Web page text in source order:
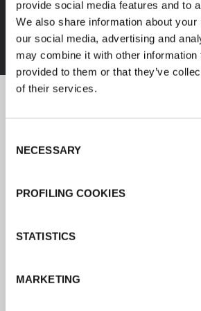
provide social media features and to
We also share information about
our social media, advertising and
may combine it with other information
provided to them or that they’ve
of their services.
Selection
NECESSARY
PROFILING COOKIES
STATISTICS
MARKETING
DESCOBRIR TODOS OS
Notícias K-
desenvolvimento de
mercado de isolamento e
a K-FLEX presta serviços